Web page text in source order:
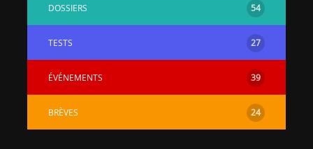
DOSSIERS 54
TESTS 27
ÉVÉNEMENTS 39
BRÈVES 24